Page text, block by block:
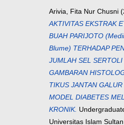
Arivia, Fita Nur Chusni
AKTIVITAS EKSTRAK
BUAH PARIJOTO
Blume) TERHADAP
JUMLAH SEL SERTOLI
GAMBARAN
TIKUS JANTAN
MODEL DIABETES
KRONIK.
Universitas Islam